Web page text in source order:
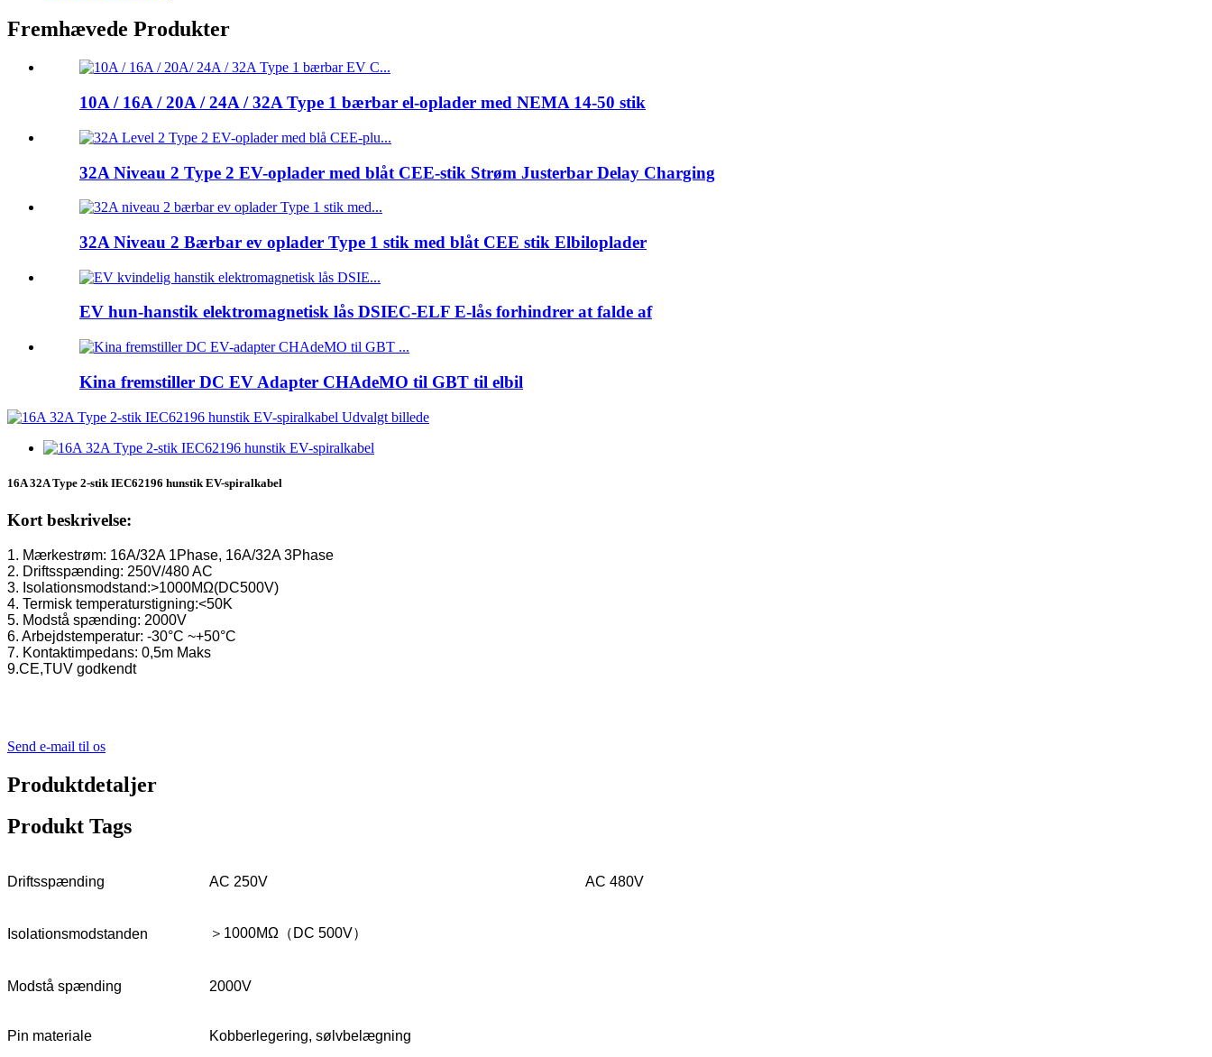
Fremhævede Produkter
10A / 16A / 20A / 24A / 32A Type 1 bærbar el-oplader med NEMA 14-50 stik
32A Niveau 2 Type 2 EV-oplader med blåt CEE-stik Strøm Justerbar Delay Charging
32A Niveau 2 Bærbar ev oplader Type 1 stik med blåt CEE stik Elbiloplader
EV hun-hanstik elektromagnetisk lås DSIEC-ELF E-lås forhindrer at falde af
Kina fremstiller DC EV Adapter CHAdeMO til GBT til elbil
16A 32A Type 2-stik IEC62196 hunstik EV-spiralkabel
Kort beskrivelse:
1. Mærkestrøm: 16A/32A 1Phase, 16A/32A 3Phase
2. Driftsspænding: 250V/480 AC
3. Isolationsmodstand:>1000MΩ(DC500V)
4. Termisk temperaturstigning:<50K
5. Modstå spænding: 2000V
6. Arbejdstemperatur: -30°C ~+50°C
7. Kontaktimpedans: 0,5m Maks
9.CE,TUV godkendt
Send e-mail til os
Produktdetaljer
Produkt Tags
Driftsspænding AC 250V AC 480V
Isolationsmodstanden ＞1000MΩ（DC 500V）
Modstå spænding 2000V
Pin materiale Kobberlegering, sølvbelægning